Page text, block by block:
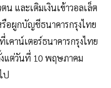
และเติมเงินเข้าวอลเล็ต
อผูกบัญชีธนาคารกรุงไทย
เคาน์เตอร์ธนาคารกรุงไทย
แต่วันที่ 10 พฤษภาคม
ป